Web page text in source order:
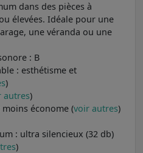
dans des pièces à
élevées. Idéale pour une
une véranda ou une
: B
: esthétisme et
)
autres)
moins économe (voir autres)
: ultra silencieux (32 db)
)